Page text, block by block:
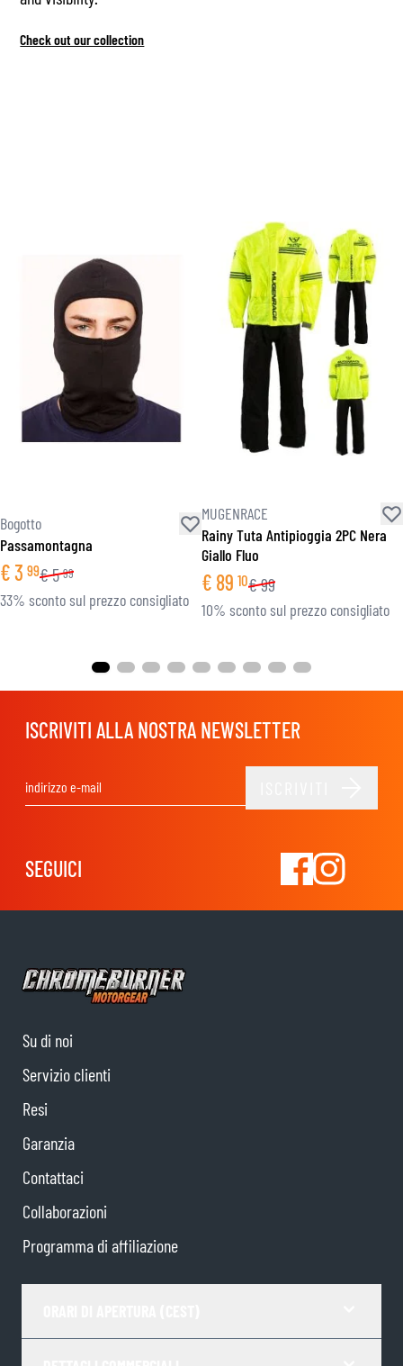
Check out our collection
Bogotto
Passamontagna
€3 99€5 99
33% sconto sul prezzo consigliato
MUGENRACE
Rainy Tuta Antipioggia 2PC Nera
Giallo Fluo
€ 89 10€99
10% sconto sul prezzo consigliato
ISCRIVITI ALLA NOSTRA NEWSLETTER
SEGUICI
Su di noi
Servizio clienti
Resi
Garanzia
Contattaci
Collaborazioni
Programma di affiliazione